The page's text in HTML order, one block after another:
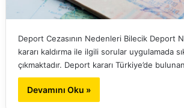
Deport Cezasının Nedenleri Bilecik Deport
kararı kaldırma ile ilgili sorular uygulamada
çıkmaktadır. Deport kararı Türkiye’de
Devamını Oku »